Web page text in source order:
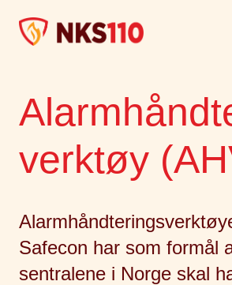
content
verktøy
Safecon har som formål
sentralene i Norge skal